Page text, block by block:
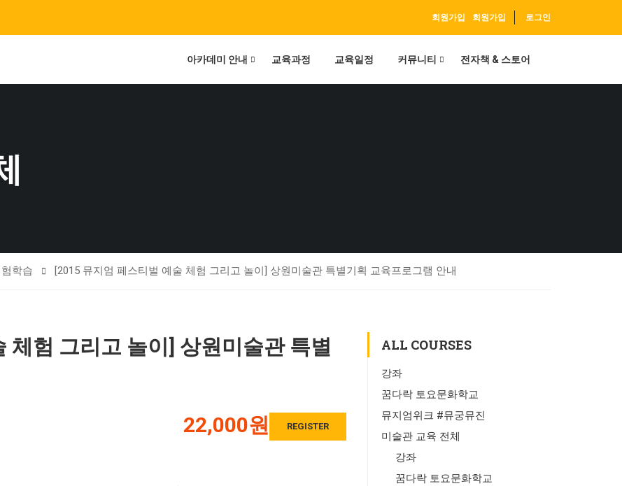
회원가입 로그인
회원가입
아카데미 안내 교육과정 교육일정 커뮤니티 전자책 & 스토어
학습 [2015 뮤지엄 페스티벌 예술 체험 그리고 놀이] 상원미술관 특별기획 교육프로그램 안내
체험 그리고 놀이] 상원미술관 특별
22,000원 REGISTER
ALL COURSES
강좌
꿈다락 토요문화학교
뮤지엄위크 #뮤궁뮤진
미술관 교육 전체
강좌
꿈다락 토요문화학교